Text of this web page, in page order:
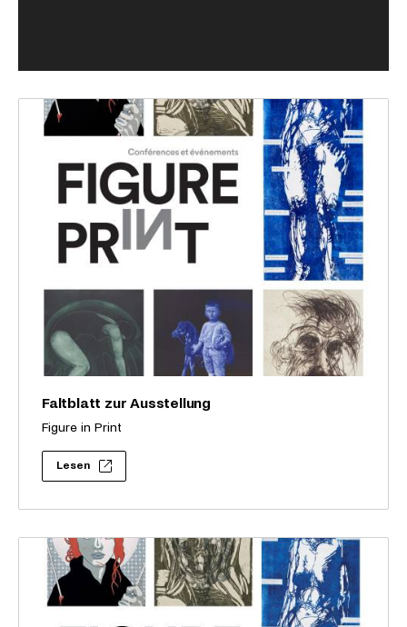
Faltblatt zur Ausstellung
Figure in Print
Lesen